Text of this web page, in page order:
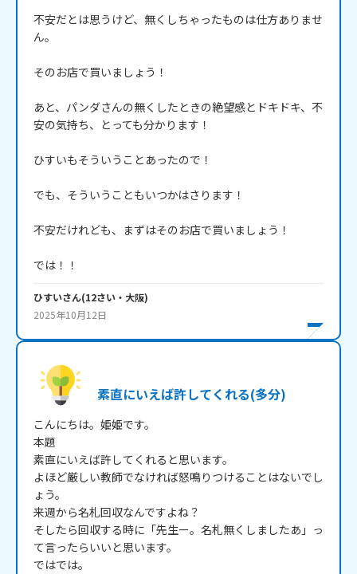
不安だとは思うけど、無くしちゃったものは仕方ありませ
ん。
そのお店で買いましょう！
あと、パンダさんの無くしたときの絶望感とドキドキ、不
安の気持ち、とっても分かります！
ひすいもそういうことあったので！
でも、そういうこともいつかはさります！
不安だけれども、まずはそのお店で買いましょう！
では！！
ひすいさん(12さい・ 大阪)
2025年10月12日
素直にいえば許してくれる(多分)
こんにちは。姫姫です。
本題
素直にいえば許してくれると思います。
よほど厳しい教師でなければ怒鳴りつけることはないでし
ょう。
来週から名札回収なんですよね？
そしたら回収する時に「先生ー。名札無くしましたあ」っ
て言ったらいいと思います。
ではでは。